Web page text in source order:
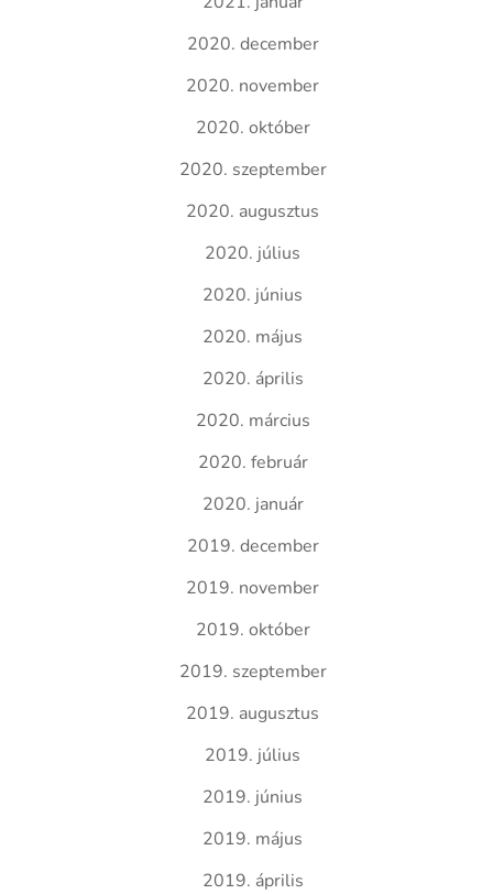
2020. december
2020. november
2020. október
2020. szeptember
2020. augusztus
2020. július
2020. június
2020. május
2020. április
2020. március
2020. február
2020. január
2019. december
2019. november
2019. október
2019. szeptember
2019. augusztus
2019. július
2019. június
2019. május
2019. április